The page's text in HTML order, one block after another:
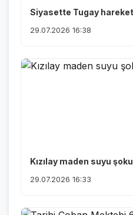
Siyasette Tugay
29.07.2026 16:38
Kızılay maden suyu
29.07.2026 16:33